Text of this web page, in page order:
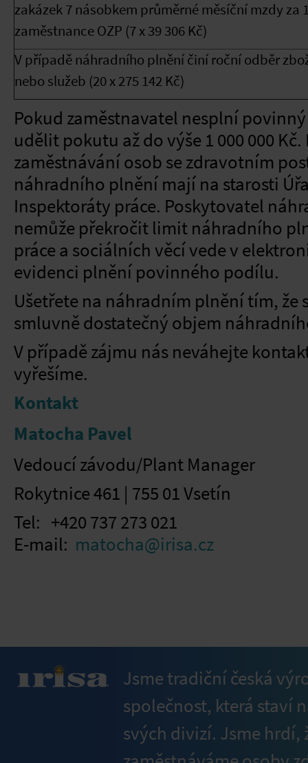
zakázek 7 násobkem průměrné měsíční mzdy za
zaměstnance OZP (7 x 39 306 Kč)
V případě náhradního plnění činí roční odběr
nebo služeb (20 x 275 142 Kč)
Pokud zaměstnavatel nesplní
udělit pokutu až do výše 1 000 000
zaměstnávání osob se zdravotním
náhradního plnění mají na starosti
Inspektoráty práce. Poskytovatel
nemůže překročit limit náhradního
práce a sociálních věcí vede v
evidenci plnění povinného podílu.
Ušetřete na náhradním plnění tím, že
smluvně dostatečný objem
V případě zájmu nás neváhejte
vyřešíme.
Kontakt
Matocha Pavel
Vedoucí závodu/Plant Manager
Rokytnice 461 | 755 01 Vsetín
Tel: +420 737 273 021
E-mail: matocha@irisa.cz
Jsme tradiční česká
společnost, která staví
svých divizí. Jsme